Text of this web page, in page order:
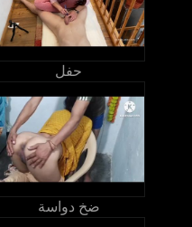
حفل
ضخ دواسة